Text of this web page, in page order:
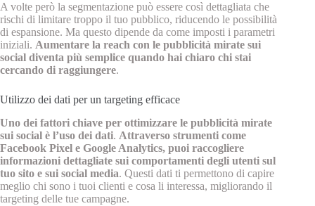
A volte però la segmentazione può essere così dettagliata che
rischi di limitare troppo il tuo pubblico, riducendo le possibilità
di espansione. Ma questo dipende da come imposti i parametri
iniziali. Aumentare la reach con le pubblicità mirate sui
social diventa più semplice quando hai chiaro chi stai
cercando di raggiungere.
Utilizzo dei dati per un targeting efficace
Uno dei fattori chiave per ottimizzare le pubblicità mirate
sui social è l’uso dei dati. Attraverso strumenti come
Facebook Pixel e Google Analytics, puoi raccogliere
informazioni dettagliate sui comportamenti degli utenti sul
tuo sito e sui social media. Questi dati ti permettono di capire
meglio chi sono i tuoi clienti e cosa li interessa, migliorando il
targeting delle tue campagne.